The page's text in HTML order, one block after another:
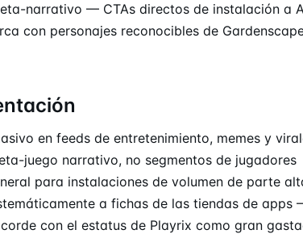
narrativo — CTAs directos de instalación a
con personajes reconocibles de
en feeds de entretenimiento, memes y
juego narrativo, no segmentos de jugadores
para instalaciones de volumen de parte
a fichas de las tiendas de apps
con el estatus de Playrix como gran